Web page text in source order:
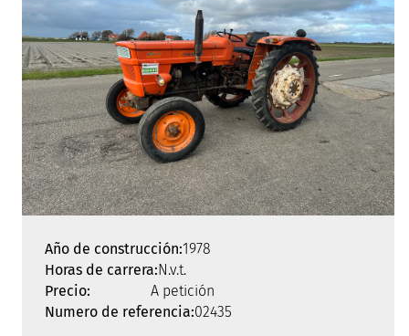
Año de construcción:1978
Horas de carrera:N.v.t.
Precio:
A petición
Numero de referencia:02435